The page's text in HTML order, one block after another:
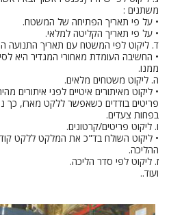
משתנים :
• על פי תאריך הפתיחה של המשטח.
• על פי תאריך הקליטה למלאי.
ד. ליקוט לפי המשטח עם תאריך התנועה
• החשיבה העומדת מאחורי המגדיר היא
ממנו.
ה. ליקוט משטחים מלאים.
• ליקוט מאיתורים איטיים לפני איתורים
פריטים בודדים כשאפשר ללקט מארז, כך
בפחות צעדים.
ו. ליקוט פריטים/קרטונים.
• ליקוט השולח בד"כ את המלקט ללקט
ההליכה.
ז. ליקוט לפי סדר הליכה.
ועוד..